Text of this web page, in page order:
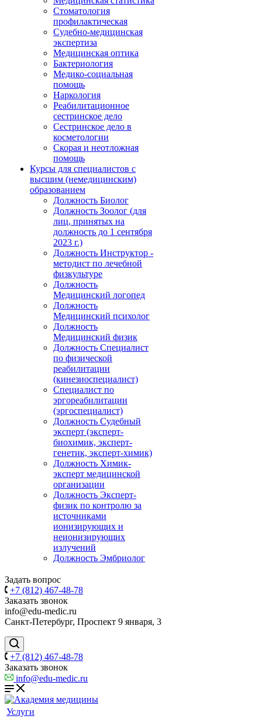
Стоматология
профилактическая
Судебно-медицинская
экспертиза
Медицинская оптика
Бактериология
Медико-социальная
помощь
Наркология
Реабилитационное
сестринское дело
Сестринское дело в
косметологии
Скорая и неотложная
помощь
Курсы для специалистов с
высшим (немедицинским)
образованием
Должность Биолог
Должность Зоолог (для
лиц, принятых на
должность до 1 сентября
2023 г.)
Должность Инструктор -
методист по лечебной
физкультуре
Должность
Медицинский логопед
Должность
Медицинский психолог
Должность
Медицинский физик
Должность Специалист
по физической
реабилитации
(кинезиоспециалист)
Специалист по
эргореабилитации
(эргоспециалист)
Должность Судебный
эксперт (эксперт-
биохимик, эксперт-
генетик, эксперт-химик)
Должность Химик-
эксперт медицинской
организации
Должность Эксперт-
физик по контролю за
источниками
ионизирующих и
неионизирующих
излучений
Должность Эмбриолог
Задать вопрос
+7 (812) 467-48-78
Заказать звонок
info@edu-medic.ru
Санкт-Петербург, Проспект 9 января, 3
+7 (812) 467-48-78
Заказать звонок
info@edu-medic.ru
Услуги